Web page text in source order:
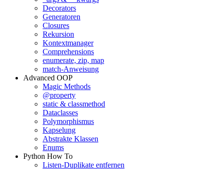
Decorators
Generatoren
Closures
Rekursion
Kontextmanager
Comprehensions
enumerate, zip, map
match-Anweisung
Advanced OOP
Magic Methods
@property
static & classmethod
Dataclasses
Polymorphismus
Kapselung
Abstrakte Klassen
Enums
Python How To
Listen-Duplikate entfernen